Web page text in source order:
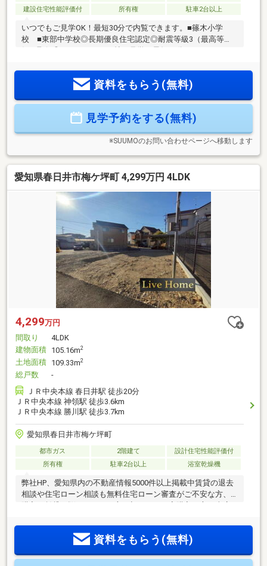
建設住宅性能評価付 所有権 駐車2台以上
いつでもご見学OK！最短30分で内覧できます。■篠木小学
校 ■東部中学校◎長期優良住宅認定◎耐震等級3（最高等
級）取得◎ゆとりのLDK19帖≪見学は最短30分から≫8:00～
約」をタップ→日時をお選びください。≪お急ぎの方はお電
話で≫◇青色の電話マークをタップ自己資金が少ない方、他
ら、お客様に合った金融機関選びまでサポートいたします。
FP無料相談で、将来の家計まで見据えたご提案をいたしま
資料をもらう(無料)
見学予約をする(無料)
※SUUMOのお問い合わせページへ移動します
愛知県春日井市梅ケ坪町 4,299万円 4LDK
4,299万円
間取り
4LDK
建物面積 105.16m2
土地面積 109.33m2
総戸数
-
ＪＲ中央本線 春日井駅 徒歩20分
ＪＲ中央本線 神領駅 徒歩3.6km
ＪＲ中央本線 勝川駅 徒歩3.7km
愛知県春日井市梅ケ坪町
都市ガス 2階建て
設計住宅性能評価付
所有権
駐車2台以上 浴室乾燥機
弊社HP、愛知県内の不動産情報5000件以上掲載中賃貸の退去
相談や住宅ローン相談も無料住宅ローン審査がご不安な方、
もお家の購入が可能引っ越し費用や家具家電の費用、カーポ
ートや太陽光、蓄電池などのオプション工事代も住宅ローン
資料をもらう(無料)